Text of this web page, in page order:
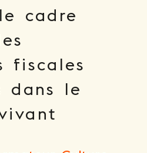
cadre
fiscales
dans le